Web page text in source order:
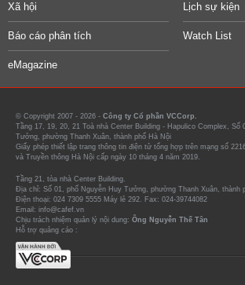
Xã hội Lịch sự kiện
Báo cáo phân tích Watch List
eMagazine
© Copyright 2007 - 2026 - Công ty Cổ phần VCCorp.
Tầng 17, 19, 20, 21 Toà nhà Center Building - Hapulico Complex, Số
Tưởng, phường Thanh Xuân, thành phố Hà Nội
Giấy phép thiết lập trang thông tin điện tử tổng hợp trên mạng số
và Truyền thông Hà Nội cấp ngày 10 tháng 4 năm 2019.
Tầng 21, tòa nhà Center Building.
Địa chỉ: Số 01, phố Nguyễn Huy Tưởng, phường Thanh Xuân, thành
Điện thoại: 024 7309 5555 Máy lẻ 292. Fax: 024-39744082
Email: info@cafef.vn
Chịu trách nhiệm quản lý nội dung: Ông Nguyễn Thế Tân
Hỗ trợ quảng cáo :